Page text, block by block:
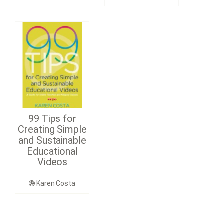
99 Tips for
Creating Simple
and Sustainable
Educational
Videos
Karen Costa